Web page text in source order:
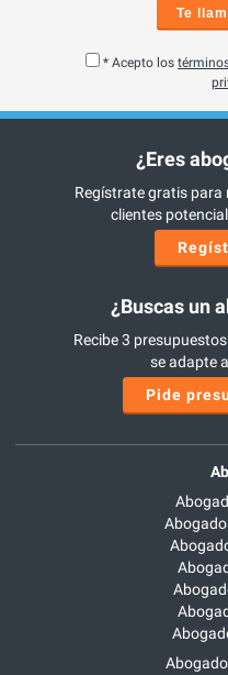
Te
* Acepto los
¿Eres
Regístrate gratis para
clientes
¿Buscas un
Recibe 3
se adapte
Pide